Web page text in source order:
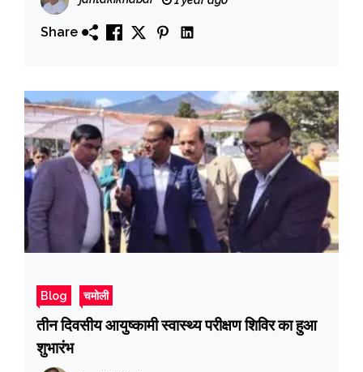
Share
Blog चमोली
तीन दिवसीय आयुष्कामी स्वास्थ्य परीक्षण शिविर का हुआ
शुभारंभ